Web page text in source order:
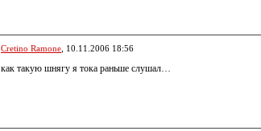
Cretino Ramone , 10.11.2006 18:56
как такую шнягу я тока раньше слушал…